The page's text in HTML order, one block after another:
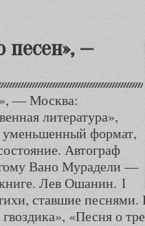
песен», —
— Москва:
литература»,
уменьшенный формат,
Автограф
Вано Мурадели —
Лев Ошанин. 1
ставшие песнями.
«Песня о